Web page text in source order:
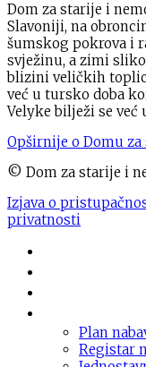
Dom za starije i
Slavoniji, na
šumskog pokrova i
svježinu, a zimi
blizini veličkih
već u tursko doba
Velyke bilježi se već
Opširnije o Domu
© Dom za starije i
Izjava o
privatnosti
Plan
Registar